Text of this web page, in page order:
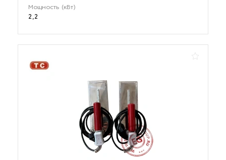
Мощность (кВт)
2,2